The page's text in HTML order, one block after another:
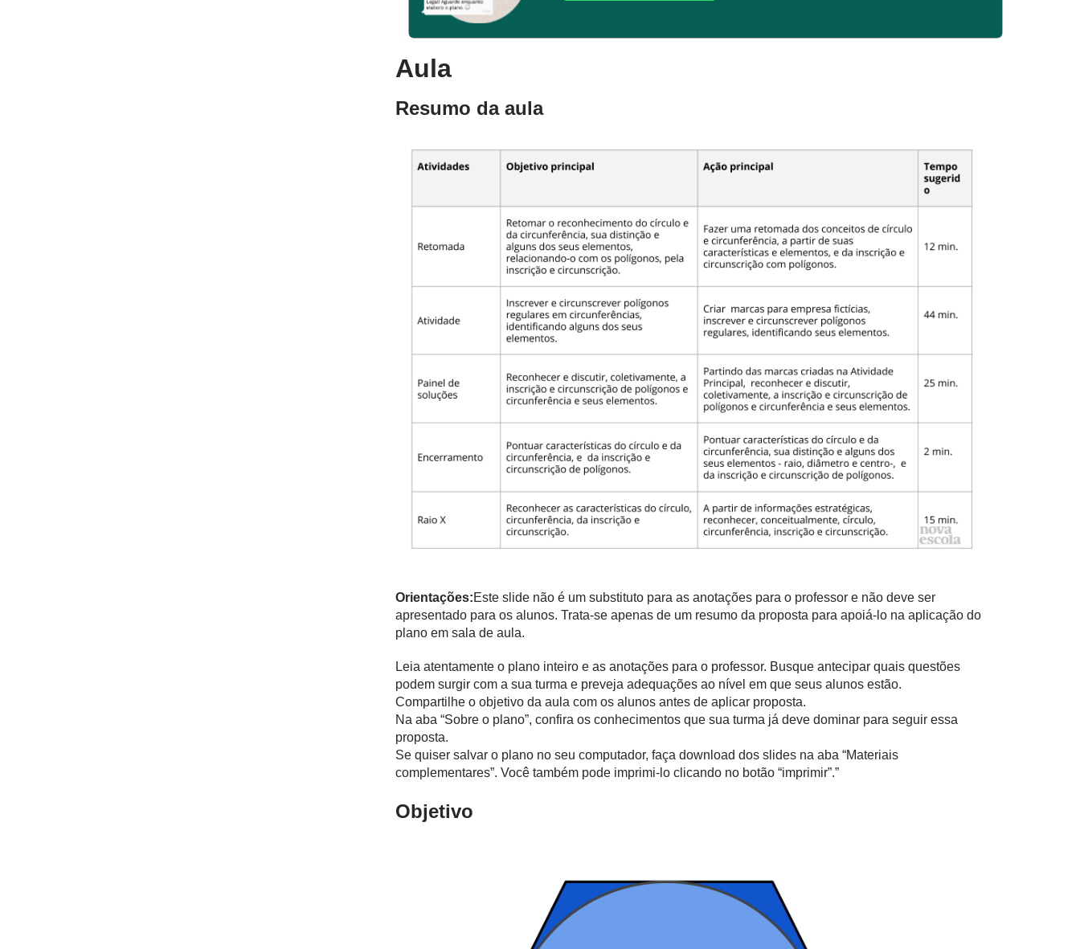
Aula
Resumo da aula
Orientações:Este slide não é um substituto para as anotações para o professor e não deve ser
apresentado para os alunos. Trata-se apenas de um resumo da proposta para apoiá-lo na aplicação do
plano em sala de aula.
Leia atentamente o plano inteiro e as anotações para o professor. Busque antecipar quais questões
podem surgir com a sua turma e preveja adequações ao nível em que seus alunos estão.
Compartilhe o objetivo da aula com os alunos antes de aplicar proposta.
Na aba “Sobre o plano”, confira os conhecimentos que sua turma já deve dominar para seguir essa
proposta.
Se quiser salvar o plano no seu computador, faça download dos slides na aba “Materiais
complementares”. Você também pode imprimi-lo clicando no botão “imprimir”.”
Objetivo